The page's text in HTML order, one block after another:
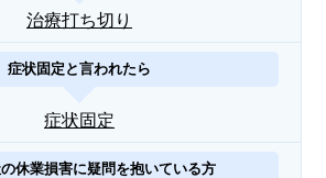
治療打ち切り
症状固定と言われたら
症状固定
休業損害に疑問を抱いている方